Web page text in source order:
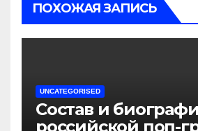
ПОХОЖАЯ ЗАПИСЬ
UNCATEGORISED
Состав и
российской поп-